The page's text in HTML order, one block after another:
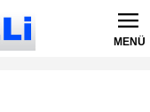
MENÜ